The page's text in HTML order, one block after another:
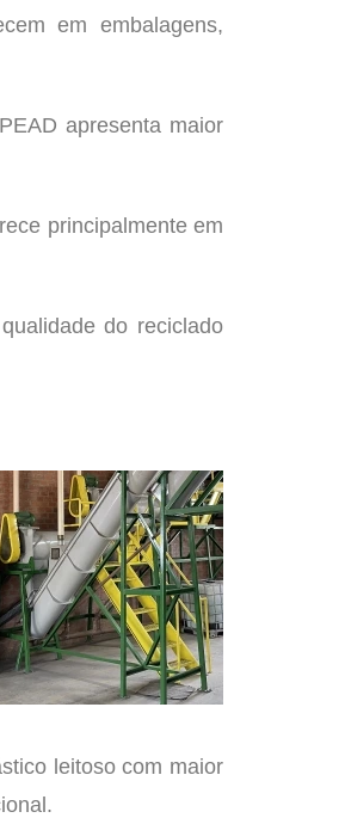
em embalagens,
apresenta maior
principalmente em
do reciclado
leitoso com maior